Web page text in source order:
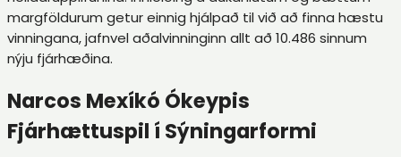
margföldurum getur einnig hjálpað til við að finna hæstu
vinningana, jafnvel aðalvinninginn allt að 10.486 sinnum
nýju fjárhæðina.
Narcos Mexíkó Ókeypis
Fjárhættuspil í Sýningarformi